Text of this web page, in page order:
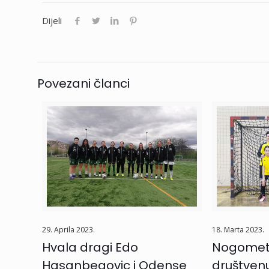
Dijeli
Povezani članci
29. Aprila 2023.
Hvala dragi Edo
Hasanbegovic i Odense
18. Marta 2023.